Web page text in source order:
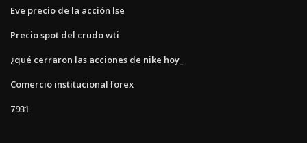
Eve precio de la acción lse
Precio spot del crudo wti
¿qué cerraron las acciones de nike hoy_
Comercio institucional forex
7931